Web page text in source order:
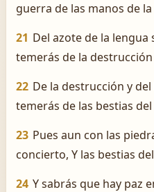
guerra de las manos de la
21 Del azote de la
temerás de la
22 De la destrucción y
temerás de las bestias
23 Pues aun con las
concierto, Y las bestias
24 Y sabrás que hay paz